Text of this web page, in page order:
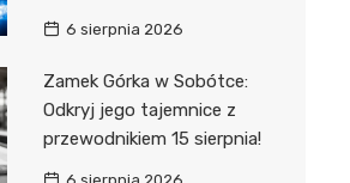
6 sierpnia 2026
Zamek Górka w Sobótce:
Odkryj jego tajemnice z
przewodnikiem 15 sierpnia!